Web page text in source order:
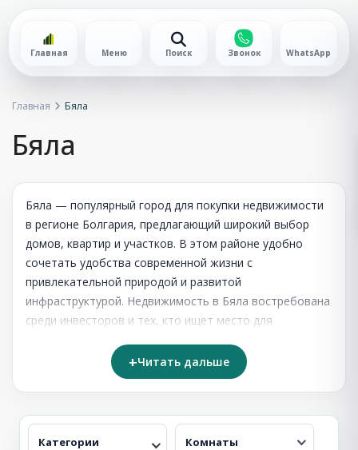
Главная Меню Поиск Звонок WhatsApp
Главная Бяла
Бяла
Бяла — популярный город для покупки недвижимости
в регионе Болгария, предлагающий широкий выбор
домов, квартир и участков. В этом районе удобно
сочетать удобства современной жизни с
привлекательной природой и развитой
инфраструктурой. Недвижимость в Бяла востребована
среди инвесторов и тех, кто ищет место для
доступными, что делает этот город отличным
вариантом для вложений. Компания Inreal4u
предлагает экспертную помощь при выборе объектов
недвижимости в Бяла с учетом индивидуальных
запросов клиентов.
Читать дальше
Категории Комнаты